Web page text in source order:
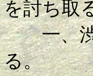
を討ち取
一、渋河
る。